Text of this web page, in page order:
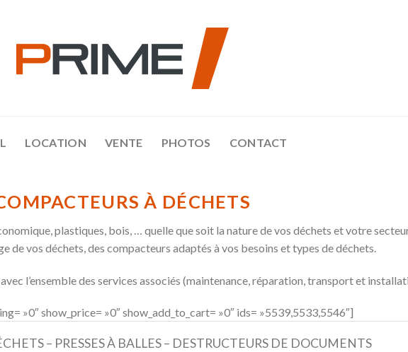
LOCATION VENTE PHOTOS CONTACT
À DÉCHETS
plastiques, bois, … quelle que soit la nature de vos déchets et votre
vos déchets, des compacteurs adaptés à vos besoins et types de déchets.
l’ensemble des services associés (maintenance, réparation, transport et
»0″ show_price= »0″ show_add_to_cart= »0″ ids= »5539,5533,5546″]
– PRESSES À BALLES – DESTRUCTEURS DE DOCUMENTS